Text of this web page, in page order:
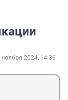
ноября 2024, 14:36